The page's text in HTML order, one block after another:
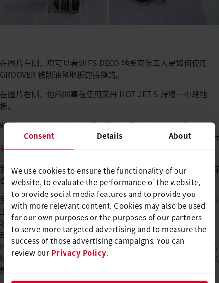
Consent Details About
We use cookies to ensure the functionality of our
website, to evaluate the performance of the website,
to provide social media features and to provide you
with more relevant content. Cookies may also be used
for our own purposes or the purposes of our partners
to serve more targeted advertising and to measure the
success of those advertising campaigns. You can
review our Privacy Policy.
在图片左侧，您可以看到 FS DECO 地板安装工人是如何使用
GROOVER 铣削油毡地板的接缝的。
在图片右侧，他的同事在使用莱丹 HOT JET S 焊接一小段地
板。
时至今日，Djeloul Fateh 已然确定自己当时作出了正确决策：
“我们接到了大面积安装地板的订单，这使我们进一步深入该行
业。
我们也因此需要寻找新的地板焊接解决方案，因为我们尚且没有
合适的设备，无法高效而精确地大面积安装地板覆盖物。
我们仍然在使用最初配备的 TRIAC ST 设备，主要用于处理细节
工作或较小面积的安装。与此同时，我们开始采用莱丹焊接机：
我们使用 GROOVER 地板铣床准备接缝，并使用 UNIFLOOR 自
动焊接机完成焊接。UNIFLOOR 能够快速而牢固地焊接
PVC（乙烯基）材质以及油毡、橡胶等天然材质的弹性地板覆盖
物。HOTJET S 是莱丹推出的最小的热风枪，我们的员工用它来
焊接角落的地板覆盖物以及处理其他细节工作。